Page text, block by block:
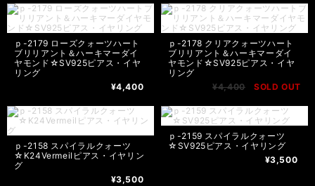
ｐ-2179 ローズクォーツハート
ブリリアント＆ハーキマーダイ
ヤモンド☆SV925ピアス・イヤ
リング
¥4,400
ｐ-2178 クリアクォーツハート
ブリリアント＆ハーキマーダイ
ヤモンド☆SV925ピアス・イヤ
リング
¥4,400
SOLD OUT
ｐ-2158 スパイラルクォーツ
☆K24Vermeilピアス・イヤリン
グ
¥3,500
ｐ-2159 スパイラルクォーツ
☆SV925ピアス・イヤリング
¥3,500